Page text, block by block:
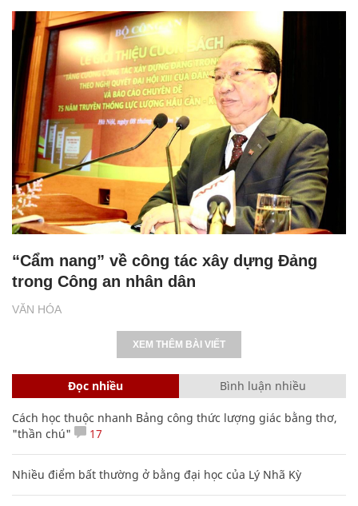
VĂN HÓA
“Cẩm nang” về công tác xây dựng Đảng
trong Công an nhân dân
XEM THÊM BÀI VIẾT
Đọc nhiều Bình luận nhiều
Cách học thuộc nhanh Bảng công thức lượng giác bằng thơ,
"thần chú"
17
Nhiều điểm bất thường ở bằng đại học của Lý Nhã Kỳ